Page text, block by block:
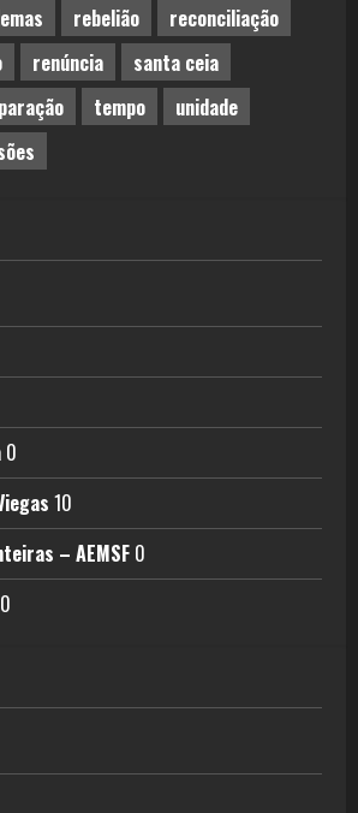
rebelião
reconciliação
renúncia
santa ceia
tempo
unidade
0
10
– AEMSF 0
0